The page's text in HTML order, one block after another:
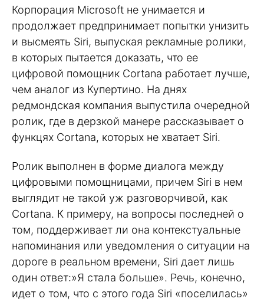
Корпорация Microsoft не унимается и
продолжает предпринимает попытки унизить
и высмеять Siri, выпуская рекламные ролики,
в которых пытается доказать, что ее
цифровой помощник Cortana работает лучше,
чем аналог из Купертино. На днях
редмондская компания выпустила очередной
ролик, где в дерзкой манере рассказывает о
функцях Cortana, которых не хватает Siri.
Ролик выполнен в форме диалога между
цифровыми помощницами, причем Siri в нем
выглядит не такой уж разговорчивой, как
Cortana. К примеру, на вопросы последней о
том, поддерживает ли она контекстуальные
напоминания или уведомления о ситуации на
дороге в реальном времени, Siri дает лишь
один ответ:»Я стала больше». Речь, конечно,
идет о том, что с этого года Siri «поселилась»